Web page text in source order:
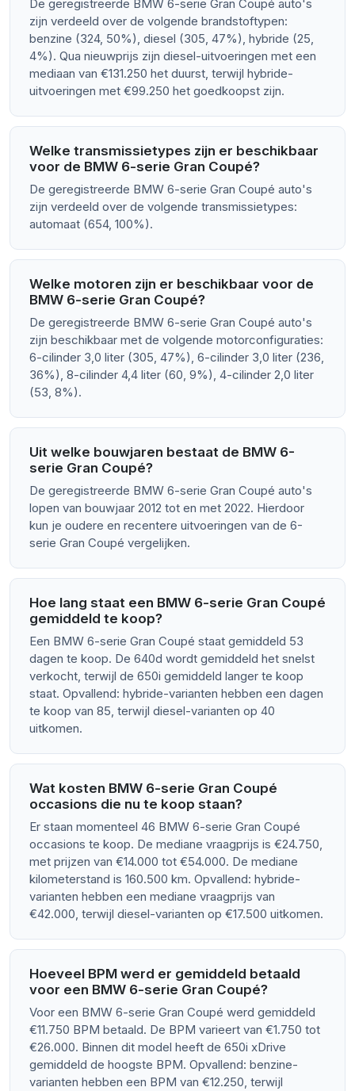
De geregistreerde BMW 6-serie Gran Coupé auto's
zijn verdeeld over de volgende brandstoftypen:
benzine (324, 50%), diesel (305, 47%), hybride (25,
4%). Qua nieuwprijs zijn diesel-uitvoeringen met een
mediaan van €131.250 het duurst, terwijl hybride-
uitvoeringen met €99.250 het goedkoopst zijn.
Welke transmissietypes zijn er beschikbaar
voor de BMW 6-serie Gran Coupé?
De geregistreerde BMW 6-serie Gran Coupé auto's
zijn verdeeld over de volgende transmissietypes:
automaat (654, 100%).
Welke motoren zijn er beschikbaar voor de
BMW 6-serie Gran Coupé?
De geregistreerde BMW 6-serie Gran Coupé auto's
zijn beschikbaar met de volgende motorconfiguraties:
6-cilinder 3,0 liter (305, 47%), 6-cilinder 3,0 liter (236,
36%), 8-cilinder 4,4 liter (60, 9%), 4-cilinder 2,0 liter
(53, 8%).
Uit welke bouwjaren bestaat de BMW 6-
serie Gran Coupé?
De geregistreerde BMW 6-serie Gran Coupé auto's
lopen van bouwjaar 2012 tot en met 2022. Hierdoor
kun je oudere en recentere uitvoeringen van de 6-
serie Gran Coupé vergelijken.
Hoe lang staat een BMW 6-serie Gran Coupé
gemiddeld te koop?
Een BMW 6-serie Gran Coupé staat gemiddeld 53
dagen te koop. De 640d wordt gemiddeld het snelst
verkocht, terwijl de 650i gemiddeld langer te koop
staat. Opvallend: hybride-varianten hebben een dagen
te koop van 85, terwijl diesel-varianten op 40
uitkomen.
Wat kosten BMW 6-serie Gran Coupé
occasions die nu te koop staan?
Er staan momenteel 46 BMW 6-serie Gran Coupé
occasions te koop. De mediane vraagprijs is €24.750,
met prijzen van €14.000 tot €54.000. De mediane
kilometerstand is 160.500 km. Opvallend: hybride-
varianten hebben een mediane vraagprijs van
€42.000, terwijl diesel-varianten op €17.500 uitkomen.
Hoeveel BPM werd er gemiddeld betaald
voor een BMW 6-serie Gran Coupé?
Voor een BMW 6-serie Gran Coupé werd gemiddeld
€11.750 BPM betaald. De BPM varieert van €1.750 tot
€26.000. Binnen dit model heeft de 650i xDrive
gemiddeld de hoogste BPM. Opvallend: benzine-
varianten hebben een BPM van €12.250, terwijl